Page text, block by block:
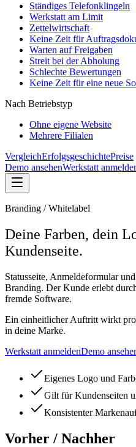
Ständiges Telefonklingeln
Werkstatt am Limit
Zettelwirtschaft
Keine Zeit für
Warten auf Freigaben
Streit bei der Abholung
Schlechte Bewertungen
Keine Zeit für eine neue
Nach Betriebstyp
Ohne eigene Website
Mehrere Filialen
VergleichErfolgsgeschichtePreise
Demo ansehenWerkstatt
Branding / Whitelabel
Deine Farben, dein
Kundenseite.
Statusseite, Anmeldeformular
Branding. Der Kunde erlebt
fremde Software.
Ein einheitlicher Auftritt wirkt
in deine Marke.
Werkstatt anmeldenDemo
Eigenes Logo und
Gilt für Kundenseiten
Konsistenter
Vorher / Nachher